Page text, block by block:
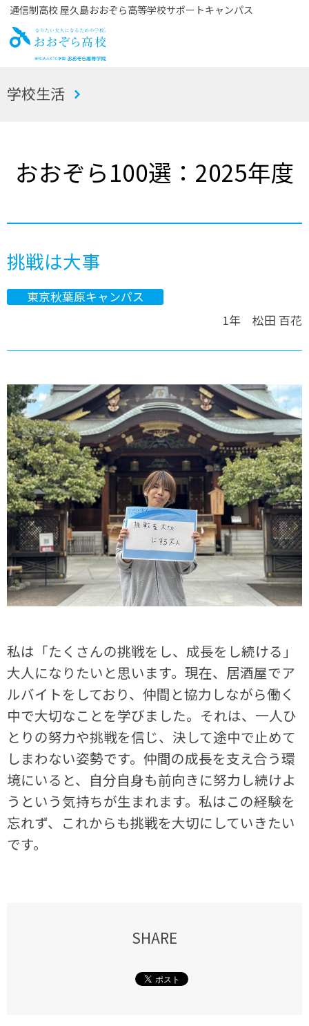
通信制高校 屋久島おおぞら高等学校サポートキャンパス
お
学校生活
おおぞら100選：2025年度
挑戦は大事
東京秋葉原キャンパス
1年 松田 百花
私は「たくさんの挑戦をし、成長をし続ける」
大人になりたいと思います。現在、居酒屋でア
ルバイトをしており、仲間と協力しながら働く
中で大切なことを学びました。それは、一人ひ
とりの努力や挑戦を信じ、決して途中で止めて
しまわない姿勢です。仲間の成長を支え合う環
境にいると、自分自身も前向きに努力し続けよ
うという気持ちが生まれます。私はこの経験を
忘れず、これからも挑戦を大切にしていきたい
です。
SHARE